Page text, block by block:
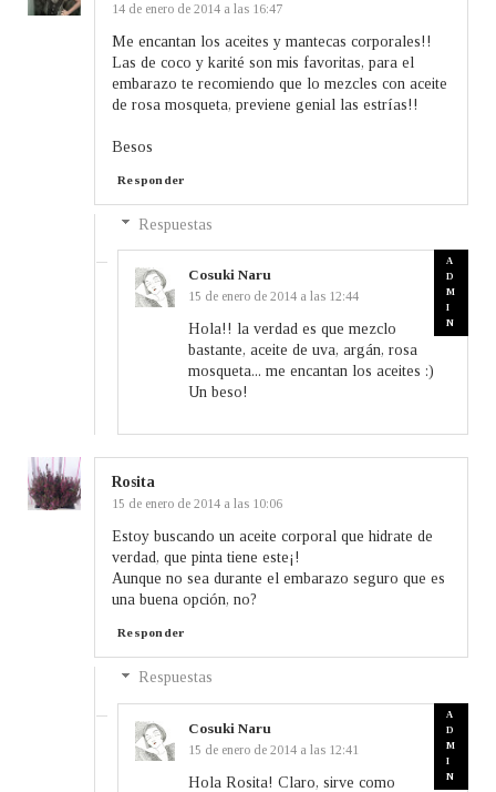
14 de enero de 2014 a las 16:47
Me encantan los aceites y mantecas corporales!!
Las de coco y karité son mis favoritas, para el
embarazo te recomiendo que lo mezcles con aceite
de rosa mosqueta, previene genial las estrías!!
Besos
Responder
Respuestas
Cosuki Naru
15 de enero de 2014 a las 12:44
Hola!! la verdad es que mezclo
bastante, aceite de uva, argán, rosa
mosqueta... me encantan los aceites :)
Un beso!
Rosita
15 de enero de 2014 a las 10:06
Estoy buscando un aceite corporal que hidrate de
verdad, que pinta tiene este¡!
Aunque no sea durante el embarazo seguro que es
una buena opción, no?
Responder
Respuestas
Cosuki Naru
15 de enero de 2014 a las 12:41
Hola Rosita! Claro, sirve como